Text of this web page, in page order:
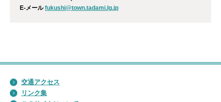
E-メールfukushi@town.tadami.lg.jp
交通アクセス
リンク集